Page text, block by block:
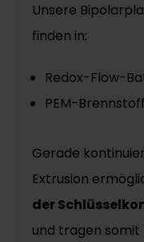
Unsere
finden in:
Redox-Flow-
PEM-
Gerade
Extrusion
der
und tragen